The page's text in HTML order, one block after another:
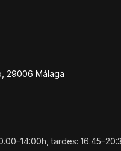
29006 Málaga
tardes: